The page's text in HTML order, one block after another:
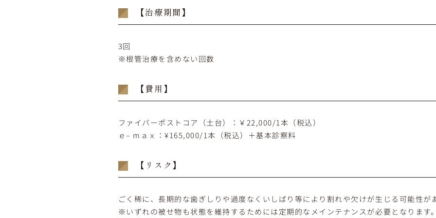
【治療期間】
3回
※根管治療を含めない回数
【費用】
ファイバーポストコア（土台）：￥22,000/1本（税込）
ｅ– mａｘ：¥165,000/1本（税込）＋基本診察料
【リスク】
ごく稀に、長期的な歯ぎしりや過度なくいしばり等により割れや欠けが生じる可能性が
※いずれの被せ物も状態を維持するためには定期的なメインテナンスが必要となります。